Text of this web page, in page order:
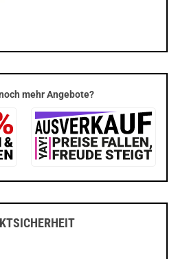
mehr Angebote?